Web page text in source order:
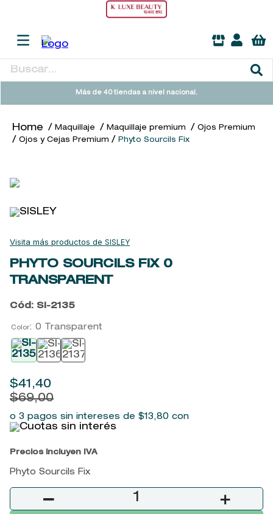
Buscar...
Más de 40 tiendas a nivel nacional.
Maquillaje Maquillaje premium
Ojos Premium
Ojos y Cejas Premium
Phyto Sourcils Fix
SISLEY
PHYTO SOURCILS FIX 0
TRANSPARENT
Cód : SI-2135
Color: 0 Transparent
$41 ,40
$69,00
o 3 pagos sin intereses de $13,80 con
Precios incluyen IVA
Phyto Sourcils Fix
＋
－
TÉRMINOS MÁS BUSCADOS
2.
sol ipanema
4.
6.
7.
kool beauty serum
8.
retrinal
9
baylis
10. john frieda